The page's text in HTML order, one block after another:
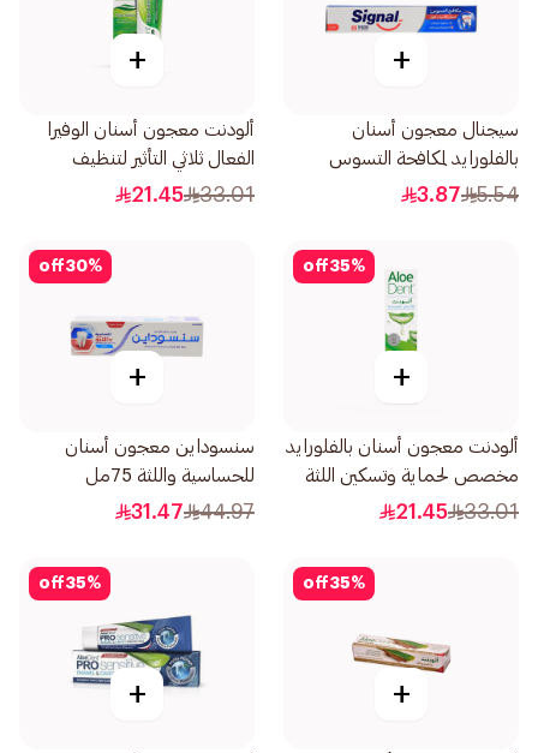
+
سيجنال معجون أسنان
بالفلورايد لمكافحة التسوس
50مل
5.54
3.87
+
ألودنت معجون أسنان الوفيرا
الفعال ثلاثي التأثير لتنظيف
وحماية الفم 100مل
33.01
21.45
35%
off
+
ألودنت معجون أسنان بالفلورايد
مخصص لحماية وتسكين اللثة
والأسنان الحساسة 100جرام
33.01
21.45
30%
off
+
سنسوداين معجون أسنان
للحساسية واللثة 75مل
44.97
31.47
35%
off
+
35%
off
+